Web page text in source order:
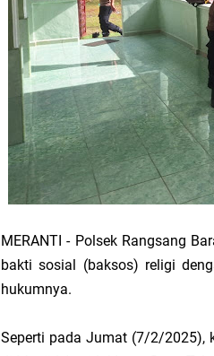
Pemkab
133
Pengurus
Wabup
Hak DBH
MERANTI - Polsek Rangsang
bakti sosial (baksos) religi
hukumnya.
Seperti pada Jumat (7/2/2025),